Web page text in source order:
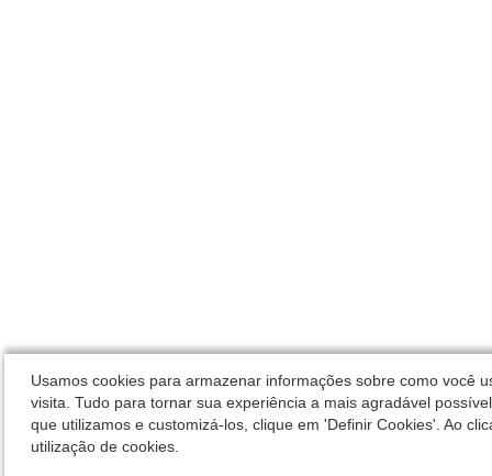
Usamos cookies para armazenar informações sobre como você
visita. Tudo para tornar sua experiência a mais agradável
que utilizamos e customizá-los, clique em 'Definir Cookies'. Ao
utilização de cookies.